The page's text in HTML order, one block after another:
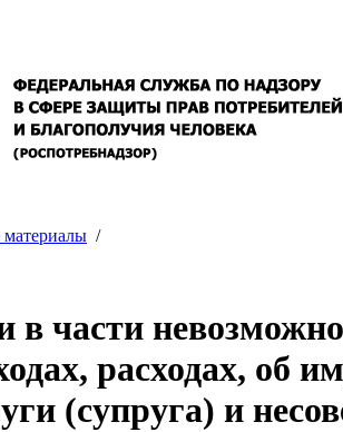
/
части
расходах, об
(супруга) и